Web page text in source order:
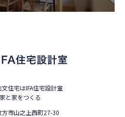
住宅はIFA住宅設計室
と家をつくる
市山之上西町27-30